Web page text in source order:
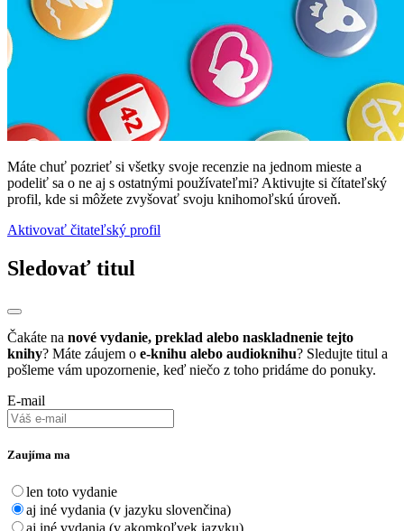
Máte chuť pozrieť si všetky svoje recenzie na jednom mieste a
podeliť sa o ne aj s ostatnými používateľmi? Aktivujte si čítateľský
profil, kde si môžete zvyšovať svoju knihomoľskú úroveň.
Aktivovať čitateľský profil
Sledovať titul
Čakáte na nové vydanie, preklad alebo naskladnenie tejto
knihy? Máte záujem o e-knihu alebo audioknihu? Sledujte titul a
pošleme vám upozornenie, keď niečo z toho pridáme do ponuky.
E-mail
Zaujíma ma
len toto vydanie
aj iné vydania (v jazyku slovenčina)